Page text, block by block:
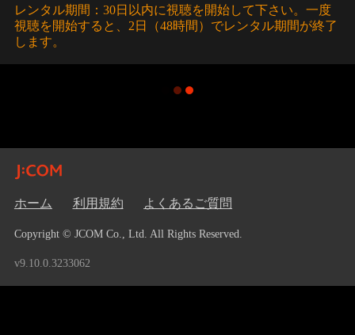
レンタル期間：30日以内に視聴を開始して下さい。一度
視聴を開始すると、2日（48時間）でレンタル期間が終了
します。
ホーム 利用規約 よくあるご質問
Copyright © JCOM Co., Ltd. All Rights Reserved.
v9.10.0.3233062